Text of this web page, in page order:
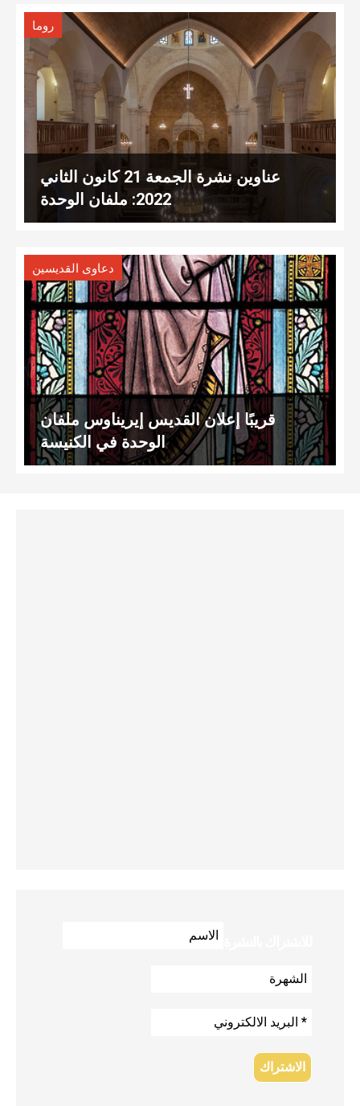
روما
عناوين نشرة الجمعة 21 كانون الثاني
2022: ملفان الوحدة
دعاوى القديسين
قريبًا إعلان القديس إيريناوس ملفان
الوحدة في الكنيسة